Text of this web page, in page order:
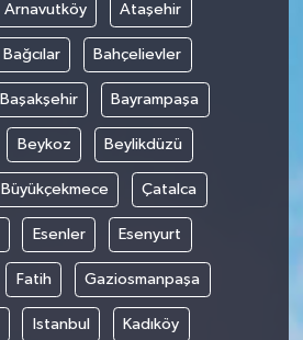
Arnavutköy Ataşehir
Bağcılar Bahçelievler
Başakşehir Bayrampaşa
Beykoz Beylikdüzü
Büyükçekmece Çatalca
Esenler Esenyurt
Fatih Gaziosmanpaşa
Istanbul Kadıköy